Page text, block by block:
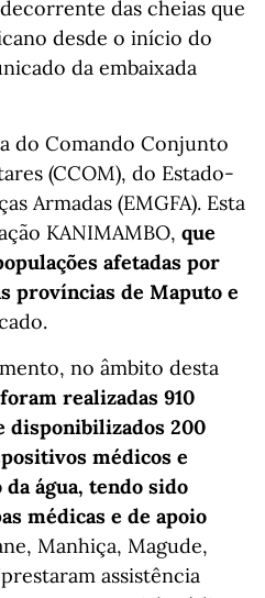
das cheias que
desde o início do
da embaixada
do Comando Conjunto
(CCOM), do Estado-
Armadas (EMGFA). Esta
KANIMAMBO, que
afetadas por
províncias de Maputo e
no âmbito desta
foram realizadas 910
disponibilizados 200
médicos e
água, tendo sido
médicas e de apoio
Manhiça, Magude,
assistência